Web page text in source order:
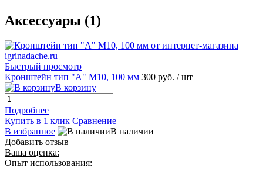
Аксессуары (1)
Быстрый просмотр
Кронштейн тип "A" M10, 100 мм 300 руб. / шт
В корзину
Подробнее
Купить в 1 клик Сравнение
В избранное
В наличии
Добавить отзыв
Ваша оценка:
Опыт использования: